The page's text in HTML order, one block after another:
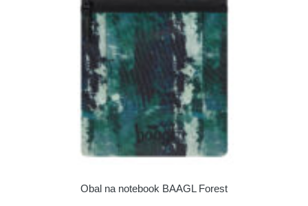
Obal na notebook BAAGL Forest